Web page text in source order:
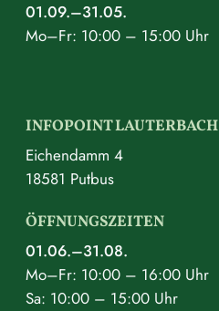
01.09.–31.05.
Mo–Fr: 10:00 – 15:00 Uhr
INFOPOINT LAUTERBACH
Eichendamm 4
18581 Putbus
ÖFFNUNGSZEITEN
01.06.–31.08.
Mo–Fr: 10:00 – 16:00 Uhr
Sa: 10:00 – 15:00 Uhr